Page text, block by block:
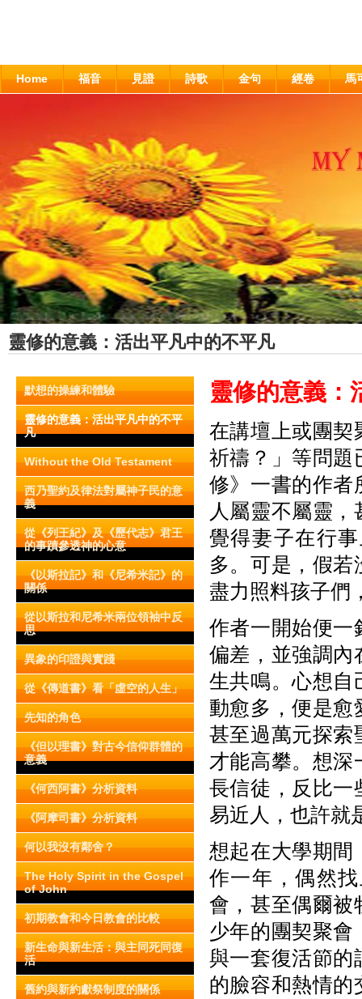
Home 福音 見證 詩歌 金句 經卷 馬
靈修的意義：活出平凡中的不平凡
默想的操練和體驗
靈修的意義：活出平凡中的不平
凡
Without the Old Testament
西乃聖約及律法對屬神子民的意
義
從《列王紀》及《歷代志》君王
的事蹟參透神的心意
《以斯拉記》和《尼希米記》的
關係
從以斯拉和尼希米兩位領袖中反
思
異象的印證與實踐
從《傳道書》看「虛空的人生」
先知的角色
《但以理書》對古今信仰群體的
意義
《何西阿書》分析資料
《阿摩司書》分析資料
何以我沒有鄰舍？
The Holy Spirit in the Gospel
of John
初期教會和今日教會的比較
新生命與新生活：與主同死同復
活
舊約與新約獻祭制度的關係
靈修的意義：
在講壇上或團契
祈禱？」等問題
修》一書的作者
人屬靈不屬靈
覺得妻子在行
多。可是，假
盡力照料孩子們
作者一開始便一
偏差，並強調內
生共鳴。心想自
動愈多，便是愈
甚至過萬元探索
才能高攀。想深
長信徒，反比一
易近人，也許就
想起在大學期間
作一年，偶然
會，甚至偶爾被
少年的團契聚會
與一套復活節的
的臉容和熱情的